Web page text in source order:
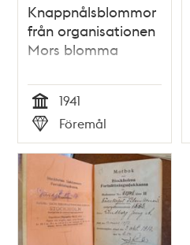
Knappnålsblommor
från organisationen
Mors blomma
Tid
1941
Typ
Föremål